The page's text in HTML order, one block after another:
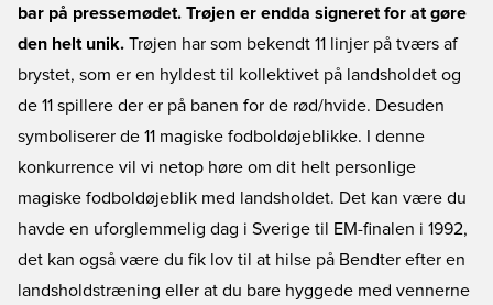
bar på pressemødet. Trøjen er endda signeret for at gøre
den helt unik. Trøjen har som bekendt 11 linjer på tværs af
brystet, som er en hyldest til kollektivet på landsholdet og
de 11 spillere der er på banen for de rød/hvide. Desuden
symboliserer de 11 magiske fodboldøjeblikke. I denne
konkurrence vil vi netop høre om dit helt personlige
magiske fodboldøjeblik med landsholdet. Det kan være du
havde en uforglemmelig dag i Sverige til EM-finalen i 1992,
det kan også være du fik lov til at hilse på Bendter efter en
landsholdstræning eller at du bare hyggede med vennerne